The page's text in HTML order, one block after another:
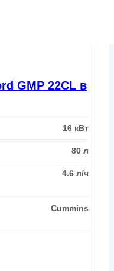
GMP 22CL в
16 кВт
80 л
4.6 л/ч
Cummins